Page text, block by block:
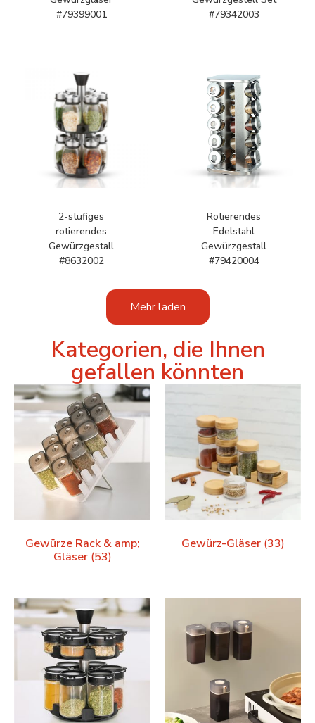
#79399001
#79342003
2-stufiges
rotierendes
Gewürzgestall
#8632002
Rotierendes
Edelstahl
Gewürzgestall
#79420004
Mehr laden
Kategorien, die Ihnen
gefallen könnten
Gewürze Rack & amp;
Gläser (53)
Gewürz-Gläser (33)